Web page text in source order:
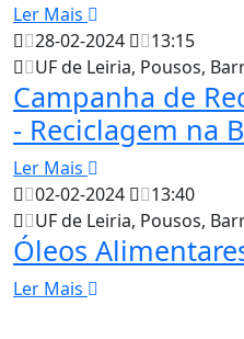
Ler Mais
28-02-2024
13:15
UF de Leiria, Pousos,
Campanha de
- Reciclagem na
Ler Mais
02-02-2024
13:40
UF de Leiria, Pousos,
Óleos
Ler Mais